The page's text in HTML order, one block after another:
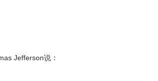
Jefferson说：